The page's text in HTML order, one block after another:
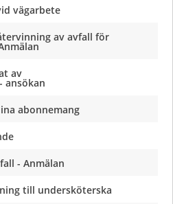
vägarbete
av avfall för
av
ansökan
abonnemang
- Anmälan
till undersköterska